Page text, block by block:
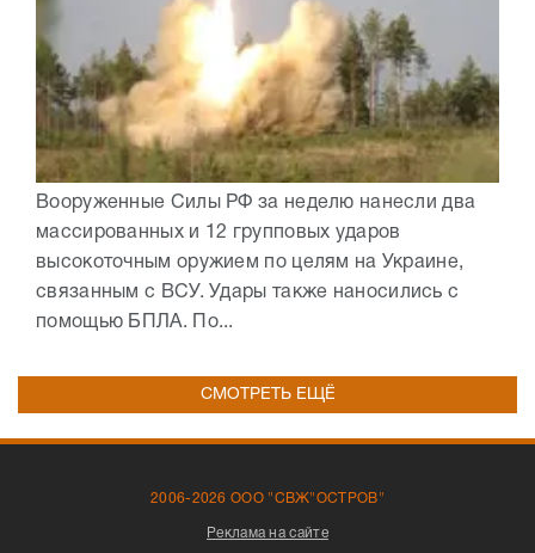
Вооруженные Силы РФ за неделю нанесли два
массированных и 12 групповых ударов
высокоточным оружием по целям на Украине,
связанным с ВСУ. Удары также наносились с
помощью БПЛА. По...
СМОТРЕТЬ ЕЩЁ
2006-2026 ООО "СВЖ"ОСТРОВ"
Реклама на сайте